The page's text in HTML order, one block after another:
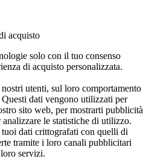
acquisto
solo con il tuo consenso
di acquisto personalizzata.
utenti, sul loro comportamento
dati vengono utilizzati per
sito web, per mostrarti pubblicità
le statistiche di utilizzo.
dati crittografati con quelli di
tramite i loro canali pubblicitari
servizi.